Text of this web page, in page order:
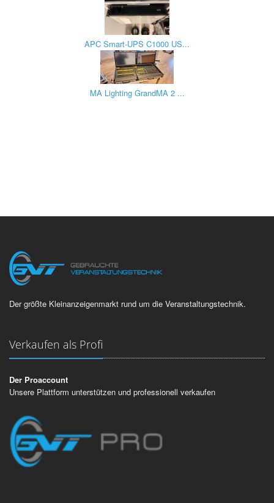
APC Smart-UPS C1000 US...
MA Lighting GrandMA 2 ...
Der größte Kleinanzeigenmarkt rund um die Veranstaltungstechnik.
Verkaufen als Profi
Der Proaccount
Unsere Plattform unterstützen und professionell verkaufen